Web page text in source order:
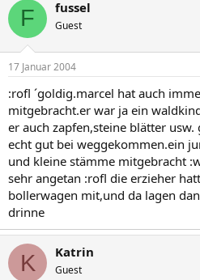
F fussel
Guest
17 Januar 2004
:rofl ´goldig.marcel hat auch
mitgebracht.er war ja ein
er auch zapfen,steine blätter
echt gut bei weggekommen.ein
und kleine stämme mitgebracht
sehr angetan :rofl die erzieher
bollerwagen mit,und da lagen
drinne
K Katrin
Guest